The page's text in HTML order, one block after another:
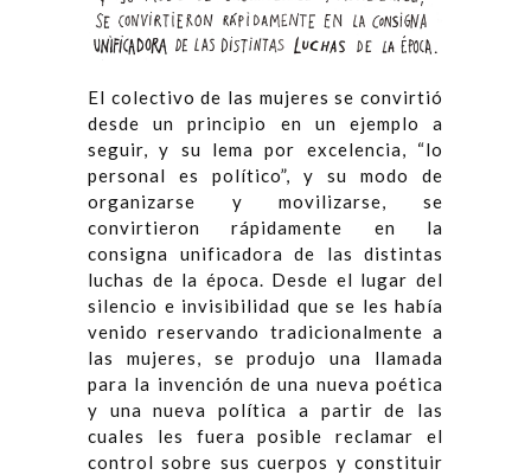
El colectivo de las mujeres se convirtió
desde un principio en un ejemplo a
seguir, y su lema por excelencia, “lo
personal es político”, y su modo de
organizarse y movilizarse, se
convirtieron rápidamente en la
consigna unificadora de las distintas
luchas de la época. Desde el lugar del
silencio e invisibilidad que se les había
venido reservando tradicionalmente a
las mujeres, se produjo una llamada
para la invención de una nueva poética
y una nueva política a partir de las
cuales les fuera posible reclamar el
control sobre sus cuerpos y constituir